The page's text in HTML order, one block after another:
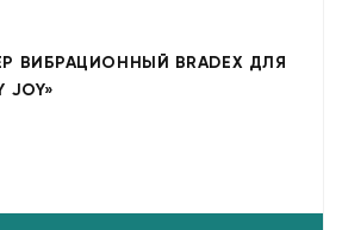
ВИБРАЦИОННЫЙ BRADEX ДЛЯ
JOY»